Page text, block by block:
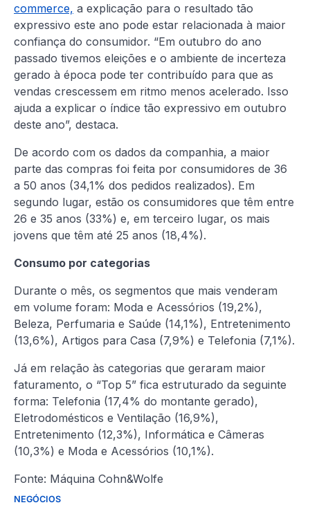
commerce, a explicação para o resultado tão
expressivo este ano pode estar relacionada à maior
confiança do consumidor. “Em outubro do ano
passado tivemos eleições e o ambiente de incerteza
gerado à época pode ter contribuído para que as
vendas crescessem em ritmo menos acelerado. Isso
ajuda a explicar o índice tão expressivo em outubro
deste ano”, destaca.
De acordo com os dados da companhia, a maior
parte das compras foi feita por consumidores de 36
a 50 anos (34,1% dos pedidos realizados). Em
segundo lugar, estão os consumidores que têm entre
26 e 35 anos (33%) e, em terceiro lugar, os mais
jovens que têm até 25 anos (18,4%).
Consumo por categorias
Durante o mês, os segmentos que mais venderam
em volume foram: Moda e Acessórios (19,2%),
Beleza, Perfumaria e Saúde (14,1%), Entretenimento
(13,6%), Artigos para Casa (7,9%) e Telefonia (7,1%).
Já em relação às categorias que geraram maior
faturamento, o “Top 5” fica estruturado da seguinte
forma: Telefonia (17,4% do montante gerado),
Eletrodomésticos e Ventilação (16,9%),
Entretenimento (12,3%), Informática e Câmeras
(10,3%) e Moda e Acessórios (10,1%).
Fonte: Máquina Cohn&Wolfe
NEGÓCIOS